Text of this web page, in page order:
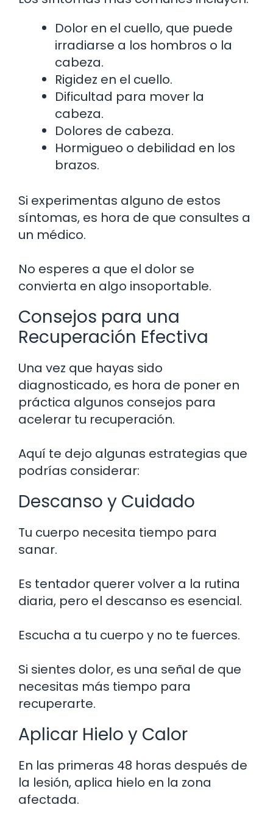
Dolor en el cuello, que puede
irradiarse a los hombros o la
cabeza.
Rigidez en el cuello.
Dificultad para mover la
cabeza.
Dolores de cabeza.
Hormigueo o debilidad en los
brazos.
Si experimentas alguno de estos
síntomas, es hora de que consultes a
un médico.
No esperes a que el dolor se
convierta en algo insoportable.
Consejos para una
Recuperación Efectiva
Una vez que hayas sido
diagnosticado, es hora de poner en
práctica algunos consejos para
acelerar tu recuperación.
Aquí te dejo algunas estrategias que
podrías considerar:
Descanso y Cuidado
Tu cuerpo necesita tiempo para
sanar.
Es tentador querer volver a la rutina
diaria, pero el descanso es esencial.
Escucha a tu cuerpo y no te fuerces.
Si sientes dolor, es una señal de que
necesitas más tiempo para
recuperarte.
Aplicar Hielo y Calor
En las primeras 48 horas después de
la lesión, aplica hielo en la zona
afectada.